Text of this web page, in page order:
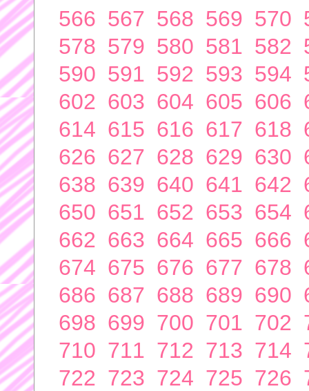
566 567 568 569 570
578 579 580 581 582
590 591 592 593 594
602 603 604 605 606
614 615 616 617 618
626 627 628 629 630
638 639 640 641 642
650 651 652 653 654
662 663 664 665 666
674 675 676 677 678
686 687 688 689 690
698 699 700 701 702
710 711 712 713 714
722 723 724 725 726